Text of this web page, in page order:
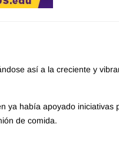
así a la creciente y
ya había apoyado iniciativas
de comida.